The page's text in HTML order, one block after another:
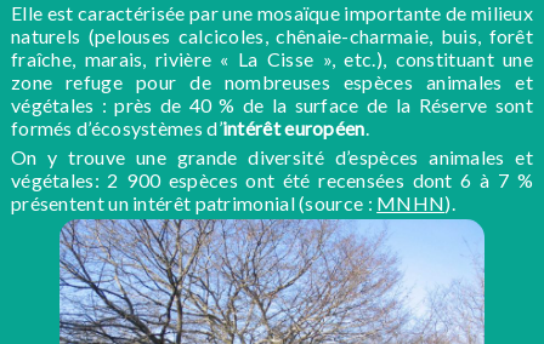
Elle est caractérisée par une mosaïque importante de milieux
naturels (pelouses calcicoles, chênaie-charmaie, buis, forêt
fraîche, marais, rivière « La Cisse », etc.), constituant une
zone refuge pour de nombreuses espèces animales et
végétales : près de 40 % de la surface de la Réserve sont
formés d’écosystèmes d’intérêt européen.
On y trouve une grande diversité d’espèces animales et
végétales: 2 900 espèces ont été recensées dont 6 à 7 %
présentent un intérêt patrimonial (source : MNHN).